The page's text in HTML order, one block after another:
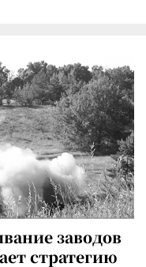
заводов
стратегию